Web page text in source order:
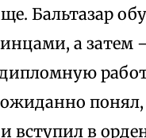
Бальтазар
а затем
в